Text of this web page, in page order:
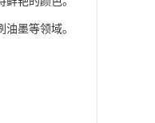
墨等领域。